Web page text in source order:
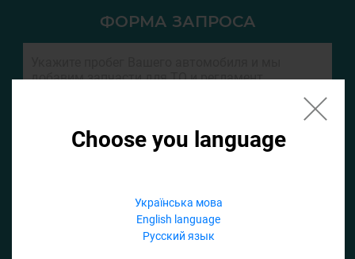
Choose you language
Українська мова
English language
Русский язык
ФОРМА ЗАПРОСА